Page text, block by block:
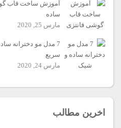
آموزش ساخت قاب
ساده
مارس 25, 2020
7 مدل مو دخترانه
سریع
مارس 24, 2020
اخرین مطالب